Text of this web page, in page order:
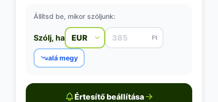
Állítsd be, mikor szóljunk:
Szólj, ha Ft
alá megy
Értesítő beállítása